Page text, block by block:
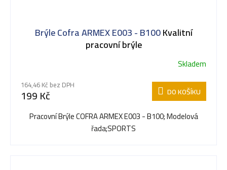
Brýle Cofra ARMEX E003 - B100Kvalitní
pracovní brýle
Skladem
164,46 Kč bez DPH
199 Kč DO KOŠÍKU
Pracovní Brýle COFRA ARMEX E003 - B100; Modelová
řada;SPORTS